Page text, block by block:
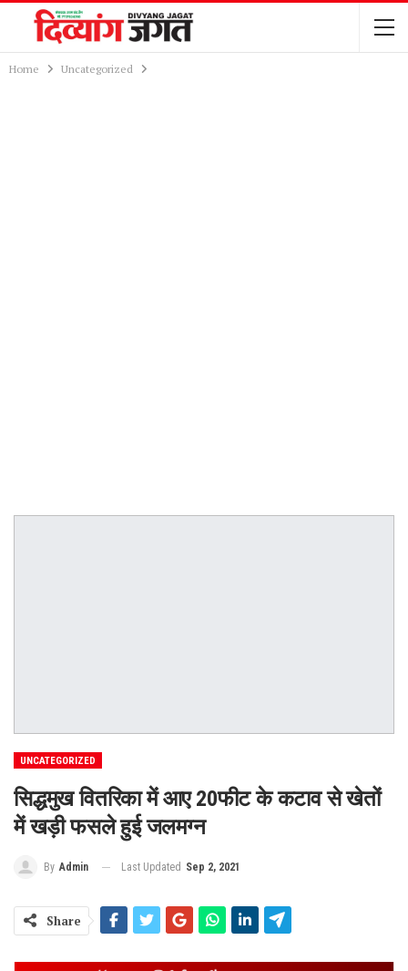
Home Uncategorized
UNCATEGORIZED
सिद्धमुख वितरिका में आए 20फीट के कटाव से खेतों
में खड़ी फसले हुई जलमग्न
By Admin Last Updated Sep 2, 2021
Share